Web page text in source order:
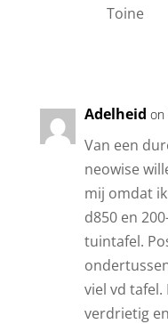
Toine
Adelheid on
Van een
neowise
mij omdat
d850 en
tuintafel.
viel vd tafel.
verdrietig